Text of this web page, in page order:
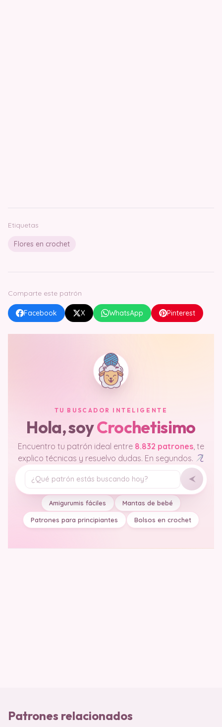
Etiquetas
Flores en crochet
Comparte este patrón
Facebook X WhatsApp Pinterest
TU BUSCADOR INTELIGENTE
Hola, soyCrochetisimo
Encuentro tu patrón ideal entre 8.832 patrones, te
explico técnicas y resuelvo dudas. En segundos.
Tu pregunta
Amigurumis fáciles Mantas de bebé
Patrones para principiantes Bolsos en crochet
Patrones relacionados